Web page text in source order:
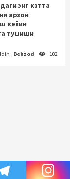
энг катта
арзон
кейин
тушиши
Behzod 182